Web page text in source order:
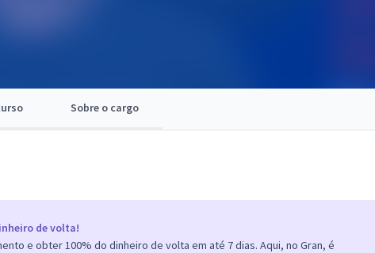
Sobre o cargo
de volta!
e obter 100% do dinheiro de volta em até 7 dias. Aqui, no Gran, é